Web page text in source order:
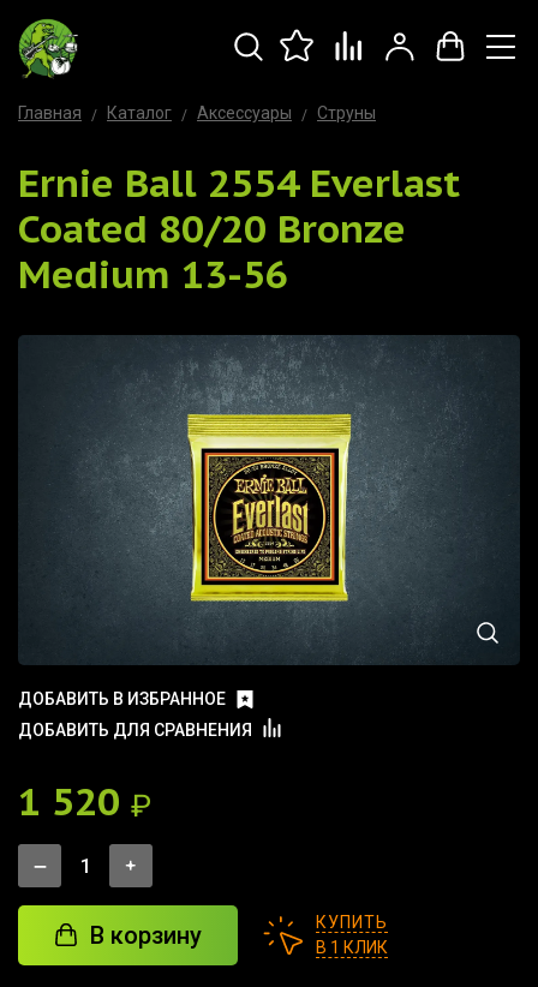
Главная Каталог Аксессуары Струны
Ernie Ball 2554 Everlast
Coated 80/20 Bronze
Medium 13-56
ДОБАВИТЬ В ИЗБРАННОЕ
ДОБАВИТЬ ДЛЯ СРАВНЕНИЯ
1 520 ₽
В корзину
КУПИТЬ
В 1 КЛИК